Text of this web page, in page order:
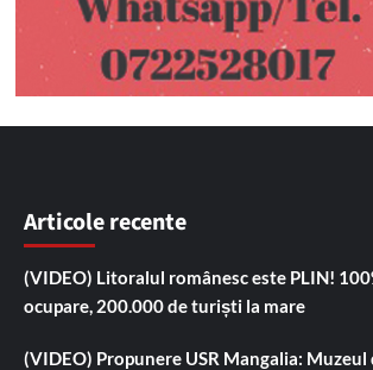
Articole recente
(VIDEO) Litoralul românesc este PLIN!
ocupare, 200.000 de turiști la mare
(VIDEO) Propunere USR Mangalia: